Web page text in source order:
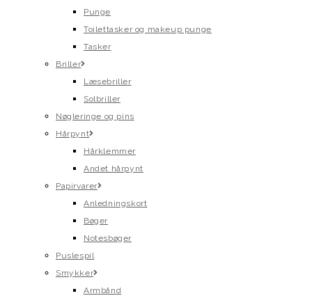
Punge
Toilettasker og makeup punge
Tasker
Briller
Læsebriller
Solbriller
Nøgleringe og pins
Hårpynt
Hårklemmer
Andet hårpynt
Papirvarer
Anledningskort
Bøger
Notesbøger
Puslespil
Smykker
Armbånd